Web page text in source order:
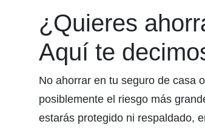
¿Quieres
Aquí te
No ahorrar en tu seguro de casa
posiblemente el riesgo más
estarás protegido ni respaldado,